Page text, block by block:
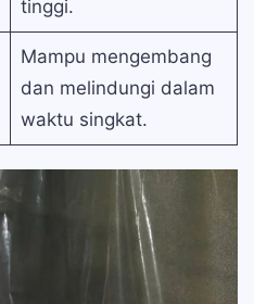
tinggi.
Mampu mengembang
dan melindungi dalam
waktu singkat.